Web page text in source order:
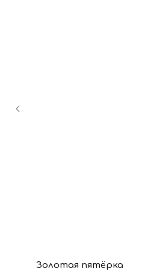
Золотая пятёрка